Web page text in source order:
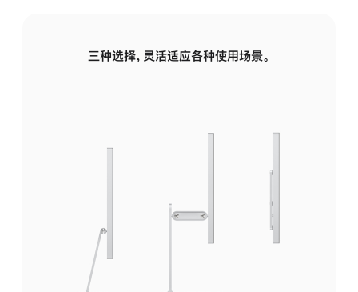
三种选择，灵活适应各种使用场景。